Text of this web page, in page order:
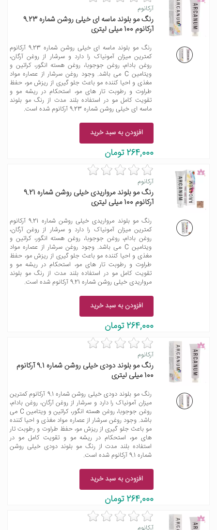
آرکانوم
رنگ مو بلوند ماسه ای خیلی روشن شماره 9.23
آرکانوم 100 میلی لیتری
رنگ مو بلوند ماسه ای خیلی روشن شماره 9.23 آرکانوم
کمترین میزان آمونیاک را دارد و سرشار از روغن آرگان،
روغن بادام، روغن جوجوبا، روغن هسته انگور، کراتین و
ویتامین C می باشد. وجود روغن سرشار از عصاره مواد
مغذی و احیا کننده مو باعث جلو گیری از ریزش مو، حفظ
طراوت و رطوبت تار های مو، استحکام در ریشه مو و
تقویت کامل مو در استفاده بلند مدت از رنگ مو بلوند
ماسه ای خیلی روشن شماره 9.23 آرکانوم شده است.
افزودن به سبد خرید
264,000 تومان
آرکانوم
رنگ مو بلوند مرواریدی خیلی روشن شماره 9.21
آرکانوم 100 میلی لیتری
رنگ مو بلوند مرواریدی خیلی روشن شماره 9.21 آرکانوم
کمترین میزان آمونیاک را دارد و سرشار از روغن آرگان،
روغن بادام، روغن جوجوبا، روغن هسته انگور، کراتین و
ویتامین C می باشد. وجود روغن سرشار از عصاره مواد
مغذی و احیا کننده مو باعث جلو گیری از ریزش مو، حفظ
طراوت و رطوبت تار های مو، استحکام در ریشه مو و
تقویت کامل مو در استفاده بلند مدت از رنگ مو بلوند
مرواریدی خیلی روشن شماره 9.21 آرکانوم شده است.
افزودن به سبد خرید
264,000 تومان
آرکانوم
رنگ مو بلوند دودی خیلی روشن شماره 9.1 آرکانوم
100 میلی لیتری
رنگ مو بلوند دودی خیلی روشن شماره 9.1 آرکانوم کمترین
میزان آمونیاک را دارد و سرشار از روغن آرگان، روغن بادام،
روغن جوجوبا، روغن هسته انگور، کراتین و ویتامین C می
باشد. وجود روغن سرشار از عصاره مواد مغذی و احیا کننده
مو باعث جلو گیری از ریزش مو، حفظ طراوت و رطوبت تار
های مو، استحکام در ریشه مو و تقویت کامل مو در
استفاده بلند مدت از رنگ مو بلوند دودی خیلی روشن
شماره 9.1 آرکانوم شده است.
افزودن به سبد خرید
264,000 تومان